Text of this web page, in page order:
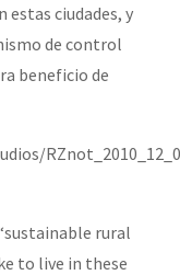
libertad de Jesús
no Estado Espanhol
estas ciudades, y
de control
beneficio de
rural
to live in these